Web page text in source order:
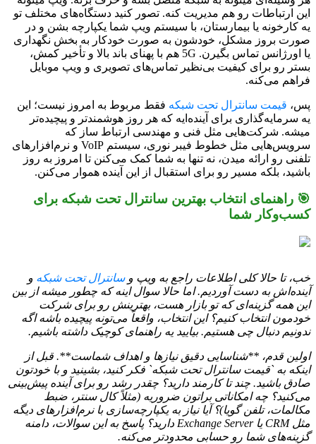
این ارتباطات رو هم مدیریت کنه. تصور کنید دستگاه‌های مختلف تو
یه کارخونه یا بیمارستان، با سیستم ویپ شما یکپارچه بشن و در
صورت بروز مشکل، خودشون به صورت خودکار به بخش نگهداری
یا اورژانس تماس بگیرن. 5G هم با پهنای باند بالا و تأخیر کمش،
بستر رو برای کیفیت بی‌نظیر تماس‌های تصویری و ویپ موبایل
فراهم می‌کنه.
پس، قیمت سانترال تحت شبکه فقط مربوط به امروز نیست؛ این
یه سرمایه‌گذاری برای آینده‌ایه که هر روز هوشمندتر و پیچیده‌تر
میشه. شرکت‌هایی مثل فنی و مهندسی ارتباط ساز که
سرویس‌هایی مثل خطوط فیبر نوری، سیستم VoIP و نرم‌افزارهای
تلفنی رو ارائه میدن، نه تنها به شما کمک می‌کنن تا امروز به روز
باشید، بلکه مسیر رو برای استقبال از این آینده هموار می‌کنن.
🎯 راهنمای انتخاب بهترین سانترال تحت شبکه برای
کسب‌وکار شما
خب، تا حالا کلی اطلاعات راجع به ویپ وسانترال تحت شبکه و
آینده‌اش به دست آوردیم. اما حالا سوال اینه که چطور میشه از بین
این همه گزینه‌ای که تو بازار هست، بهترینش رو برای شرکت
خودمون انتخاب کنیم؟ این انتخاب، واقعاً می‌تونه پیچیده باشه اگه
ندونیم دنبال چی هستیم. بیایید یه راهنمای کوچیک داشته باشیم.
اولین قدم، **شناسایی دقیق نیازها و اهداف شماست**. قبل از
اینکه به `قیمت سانترال تحت شبکه` فکر کنید، بشینید و با خودتون
صادق باشید. چند تا کارمند دارید؟ چقدر رشد رو برای آینده پیش‌بینی
می‌کنید؟ چه امکاناتی براتون ضروریه (مثلاً کال سنتر، ضبط
مکالمات، تلفن گویا)؟ آیا نیاز به یکپارچه‌سازی با نرم‌افزارهای دیگه
مثل CRM یا Exchange Server دارید؟ پاسخ به این سوالات، دامنه
گزینه‌های شما رو حسابی محدودتر می‌کنه.